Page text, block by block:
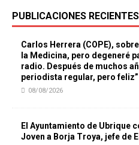
PUBLICACIONES RECIENTES
Carlos Herrera (COPE),
la Medicina, pero degeneré
radio. Después de muchos
periodista regular, pero feliz”
08/08/2026
El Ayuntamiento de Ubrique
Joven a Borja Troya, jefe de